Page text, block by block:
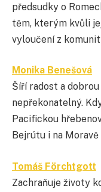
předsudky o
těm, kterým kvůli
vyloučení z
Monika Benešová
Šíří radost a
nepřekonatelný.
Pacifickou
Bejrútu i na
Tomáš Förchtgott
Zachraňuje životy